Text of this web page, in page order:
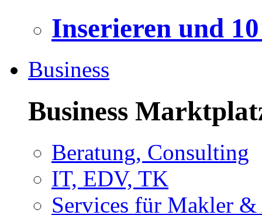
Inserieren und
Business
Business
Beratung, Consulting
IT, EDV, TK
Services für Makler &